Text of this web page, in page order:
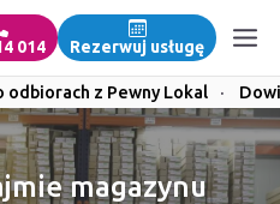
014 Rezerwuj usługę
odbiorach z Pewny Lokal ·
magazynu